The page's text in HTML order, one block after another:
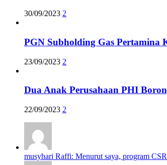
30/09/2023 2
PGN Subholding Gas Pertamina
23/09/2023 2
Dua Anak Perusahaan PHI
22/09/2023 2
musyhari Raffi: Menurut saya, program